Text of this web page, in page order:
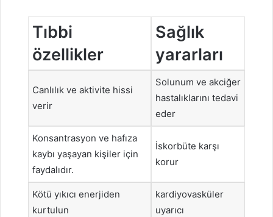
Tıbbi
özellikler
Sağlık
yararları
Canlılık ve aktivite hissi
verir
Solunum ve akciğer
hastalıklarını tedavi
eder
Konsantrasyon ve hafıza
kaybı yaşayan kişiler için
faydalıdır.
İskorbüte karşı
korur
Kötü yıkıcı enerjiden
kurtulun
kardiyovasküler
uyarıcı